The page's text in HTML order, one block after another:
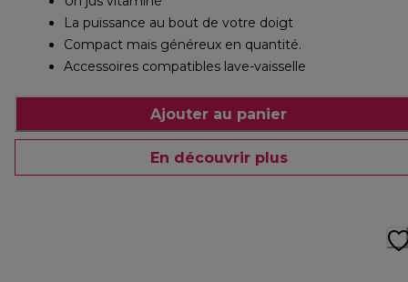
La puissance au bout de votre doigt
Compact mais généreux en quantité.
Accessoires compatibles lave-vaisselle
Ajouter au panier
En découvrir plus